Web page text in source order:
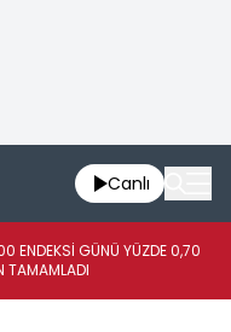
Canlı
ENDEKSİ GÜNÜ YÜZDE 0,70
TAMAMLADI